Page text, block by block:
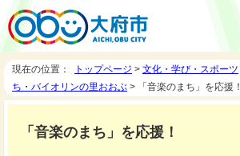
現在の位置： トップページ > 文化・学び・スポーツ
ち・バイオリンの里おおぶ > 「音楽のまち」を応援！
「音楽のまち」を応援！